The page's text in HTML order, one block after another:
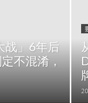
战」6年后
不混淆，